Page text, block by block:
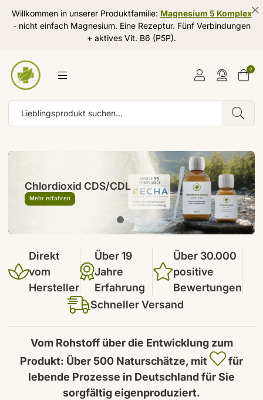
Willkommen in unserer Produktfamilie: Magnesium 5 Komplex
- nicht einfach Magnesium. Eine Rezeptur. Fünf Verbindungen
+ aktives Vit. B6 (P5P).
0
Chlordioxid CDS/CDL
Mehr erfahren
Wasserfilter / Trinkwasserfilter
Mehr erfahren
Direkt
vom
Hersteller
Über 19
Jahre
Erfahrung
Über 30.000
positive
Bewertungen
Schneller Versand
Vom Rohstoff über die Entwicklung zum
Produkt: Über 500 Naturschätze, mit
für
lebende Prozesse in Deutschland für Sie
sorgfältig eigenproduziert.